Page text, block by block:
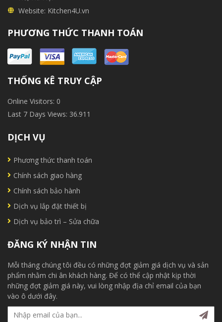
Website: Kitchen4U.vn
PHƯƠNG THỨC THANH TOÁN
THỐNG KÊ TRUY CẬP
Online Visitors: 0
Last 7 Days Views: 36.911
DỊCH VỤ
Phương thức thanh toán
Chính sách giao hàng
Chính sách bảo hành
Dịch vụ lắp đặt thiết bị
Dịch vụ bảo trì – Sửa chữa
ĐĂNG KÝ NHẬN TIN
Mỗi tháng chúng tôi đều có những đợt giảm giá dịch vụ và sản
phẩm nhằm chi ân khách hàng. Để có thể cập nhật kịp thời
những đợt giảm giá này, vui lòng nhập địa chỉ email của bạn
vào ô dưới đây.